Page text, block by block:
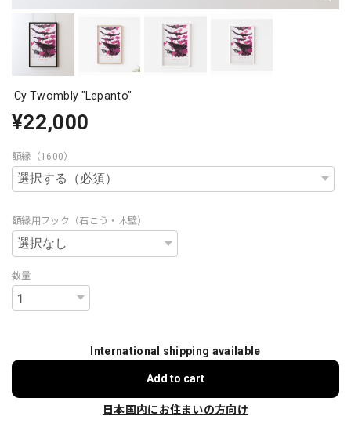
Cy Twombly "Lepanto"
¥22,000
額縁（1600）
額縁用フック（石こう・木壁）
数量
International shipping available
Add to cart
日本国内にお住まいの方向け